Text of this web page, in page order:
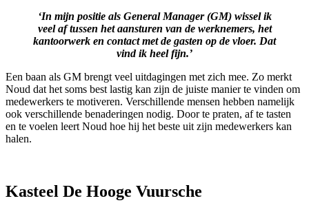
‘In mijn positie als General Manager (GM) wissel ik
veel af tussen het aansturen van de werknemers, het
kantoorwerk en contact met de gasten op de vloer. Dat
vind ik heel fijn.’
Een baan als GM brengt veel uitdagingen met zich mee. Zo merkt
Noud dat het soms best lastig kan zijn de juiste manier te vinden om
medewerkers te motiveren. Verschillende mensen hebben namelijk
ook verschillende benaderingen nodig. Door te praten, af te tasten
en te voelen leert Noud hoe hij het beste uit zijn medewerkers kan
halen.
Kasteel De Hooge Vuursche